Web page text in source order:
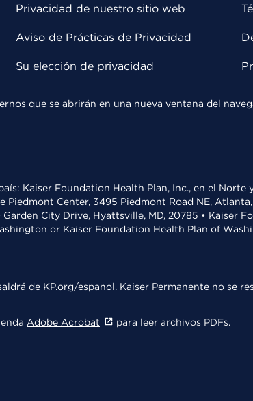
Privacidad de nuestro sitio web
Aviso de Prácticas de Privacidad
Su elección de privacidad
que se abrirán en una nueva ventana del
Kaiser Foundation Health Plan, Inc., en el
Piedmont Center, 3495 Piedmont Road NE,
City Drive, Hyattsville, MD, 20785 • Kaiser
or Kaiser Foundation Health Plan of
de KP.org/espanol. Kaiser Permanente no se
Adobe Acrobat para leer archivos PDFs.